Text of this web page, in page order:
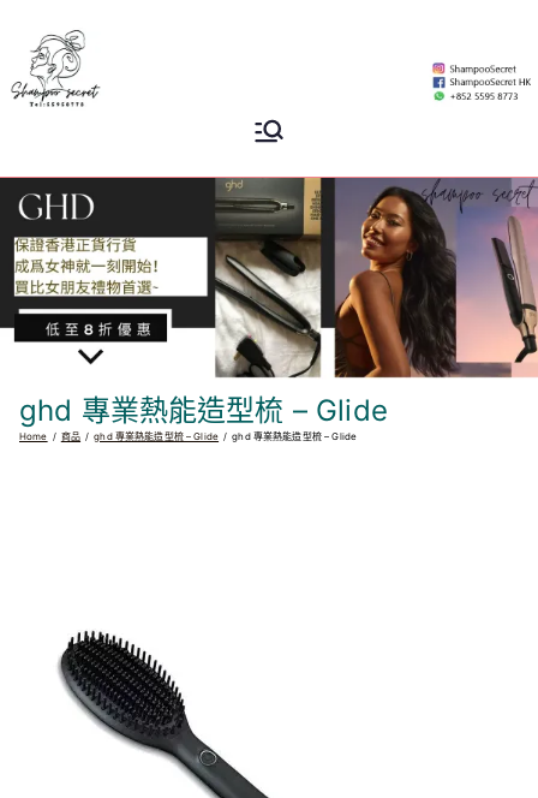
content
Secret
香港專業洗頭水專門店
ghd 專業熱能造型梳 – Glide
Home 商品 ghd 專業熱能造型梳 – Glide ghd 專業熱能造型梳 – Glide